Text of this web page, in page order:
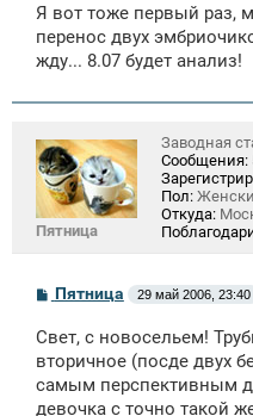
б
щ
н
е
Я вот тоже первый раз,
перенос двух
жду... 8.07 будет анализ!
Пятница
Заводная
Сообщения:
Пол:
Откуда:
С
б
щ
н
и
Пятница 29 май 2006, 23:40
Свет, с новосельем!
вторичное (посде двух
самым перспективным
девочка с точно такой